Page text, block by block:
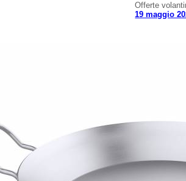
Offerte
19 maggio